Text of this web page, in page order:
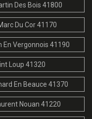
Des Bois 41800
Du Cor 41170
Vergonnois 41190
Loup 41320
En Beauce 41370
Nouan 41220